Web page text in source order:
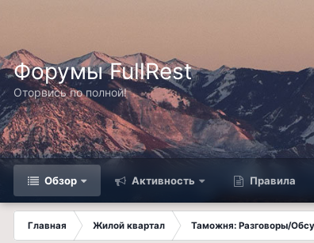
Форумы FullRest
Оторвись по полной!
Обзор Активность Правила
Главная Жилой квартал Таможня: Разговоры/